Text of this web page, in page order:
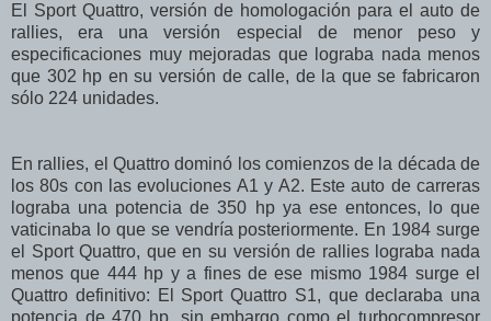
El Sport Quattro, versión de homologación para el auto de
rallies, era una versión especial de menor peso y
especificaciones muy mejoradas que lograba nada menos
que 302 hp en su versión de calle, de la que se fabricaron
sólo 224 unidades.
En rallies, el Quattro dominó los comienzos de la década de
los 80s con las evoluciones A1 y A2. Este auto de carreras
lograba una potencia de 350 hp ya ese entonces, lo que
vaticinaba lo que se vendría posteriormente. En 1984 surge
el Sport Quattro, que en su versión de rallies lograba nada
menos que 444 hp y a fines de ese mismo 1984 surge el
Quattro definitivo: El Sport Quattro S1, que declaraba una